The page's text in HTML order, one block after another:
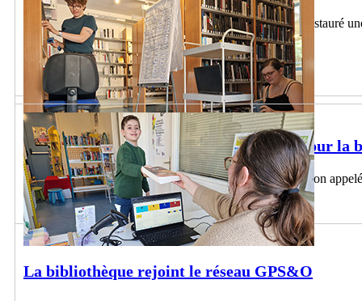
Depuis plusieurs années, la bibliothèque Émile-Zola a instauré
cœur de ses projets.
Lire la suite
Le désherbage, une pratique nécessaire pour la
Chaque été, la bibliothèque Émile-Zola mène une opération
indispensable à la bonne gestion des collections.
Lire la suite
La bibliothèque rejoint le réseau GPS&O